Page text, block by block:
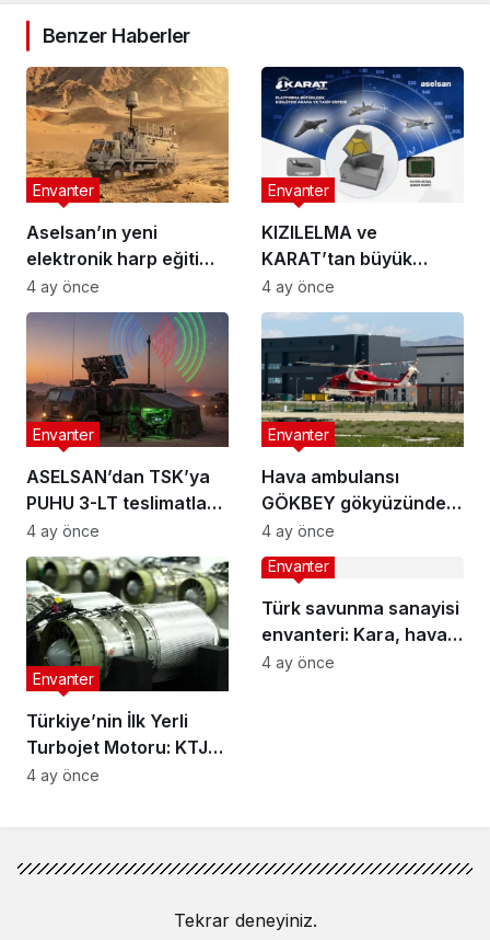
Benzer Haberler
Aselsan’ın yeni
elektronik harp eğitim
sistemi: Koral 23-LT
Envanter
4 ay önce
KIZILELMA ve
KARAT’tan büyük
başarı: 110 km’den
tespit
Envanter
4 ay önce
ASELSAN’dan TSK’ya
PUHU 3-LT teslimatları
sürüyor
Envanter
4 ay önce
Hava ambulansı
GÖKBEY gökyüzünde:
İlk teslimat 6 ay içinde
Envanter
4 ay önce
Türkiye’nin İlk Yerli
Turbojet Motoru: KTJ-
3200
Envanter
4 ay önce
Türk savunma sanayisi
envanteri: Kara, hava,
deniz ve füze
Envanter
4 ay önce
Tekrar deneyiniz.